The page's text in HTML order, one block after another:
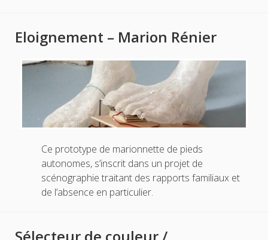
Eloignement – Marion Rénier
Ce prototype de marionnette de pieds
autonomes, s’inscrit dans un projet de
scénographie traitant des rapports familiaux et
de l’absence en particulier.